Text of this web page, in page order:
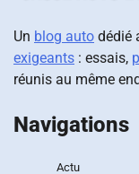
Un blog auto dédié
exigeants : essais,
réunis au même
Navigations
Actu